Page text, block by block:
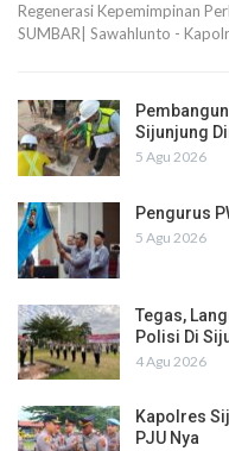
Regenerasi Kepemimpinan
SUMBAR| Sawahlunto -
Sijunjung
5 Agu 2026
Pengurus
5 Agu 2026
Tegas,
Polisi Di
4 Agu 2026
Kapolres
PJU Nya